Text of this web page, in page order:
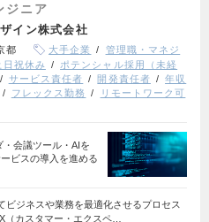
ジニア
イン株式会社
都 大手企業
管理職・マネジ
日祝休み
ポテンシャル採用（未経
サービス責任者 開発責任者
年収
フレックス勤務
リモートワーク可
会議ツール・AIを
ビスの導入を進める
ビジネスや業務を最適化させるプロセス
（カスタマー・エクスペ…